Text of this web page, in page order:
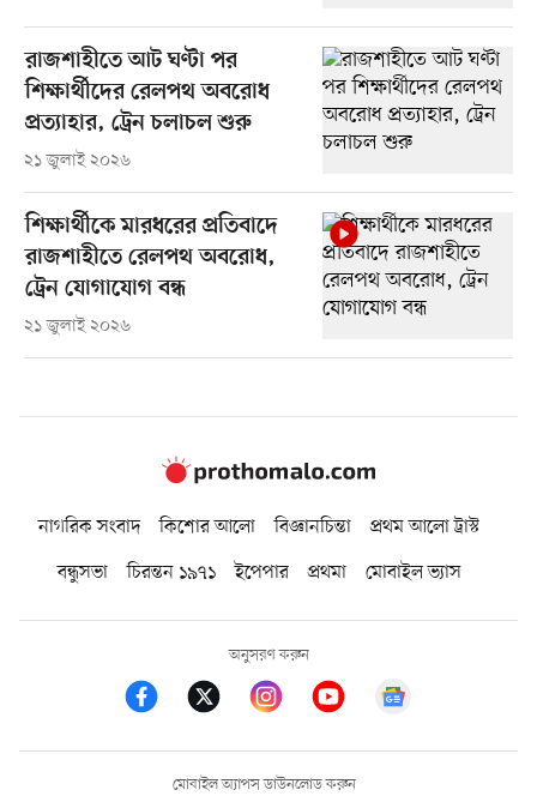
রাজশাহীতে আট ঘণ্টা পর
শিক্ষার্থীদের রেলপথ অবরোধ
প্রত্যাহার, ট্রেন চলাচল শুরু
২১ জুলাই ২০২৬
শিক্ষার্থীকে মারধরের প্রতিবাদে
রাজশাহীতে রেলপথ অবরোধ,
ট্রেন যোগাযোগ বন্ধ
২১ জুলাই ২০২৬
নাগরিক সংবাদ কিশোর আলো বিজ্ঞানচিন্তা
প্রথম আলো ট্রাস্ট
বন্ধুসভা
চিরন্তন ১৯৭১ ইপেপার প্রথমা মোবাইল ভ্যাস
অনুসরণ করুন
মোবাইল অ্যাপস ডাউনলোড করুন